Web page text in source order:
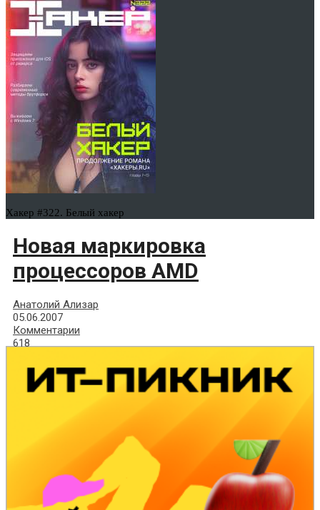
Хакер #322. Белый хакер
Новая маркировка
процессоров AMD
Анатолий Ализар
05.06.2007
Комментарии
618